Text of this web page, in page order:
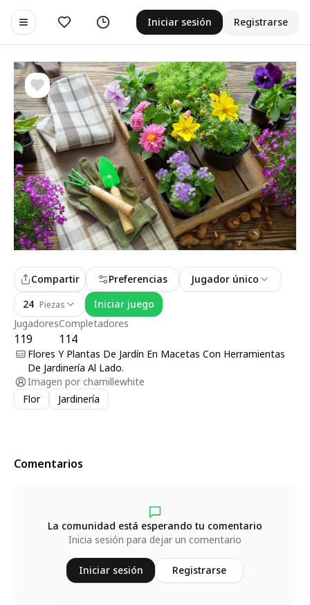
Toggle navigation menu
Me gustaHistorial Iniciar sesión Registrarse
Jugadores
119
Completadores
114
Compartir Preferencias
Jugador único
24 Piezas Iniciar juego
Flores Y Plantas De Jardín En Macetas Con Herramientas
De Jardinería Al Lado.
Imagen por chamillewhite
Flor
Jardinería
Comentarios
La comunidad está esperando tu comentario
Inicia sesión para dejar un comentario
Iniciar sesión Registrarse